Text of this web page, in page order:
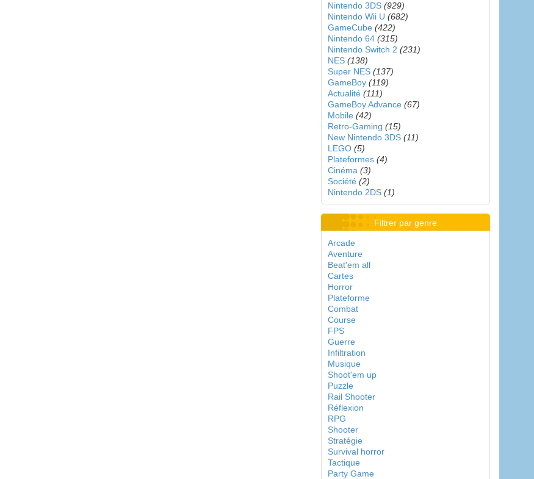
Nintendo 3DS (929)
Nintendo Wii U (682)
GameCube (422)
Nintendo 64 (315)
Nintendo Switch 2 (231)
NES (138)
Super NES (137)
GameBoy (119)
Actualité (111)
GameBoy Advance (67)
Mobile (42)
Retro-Gaming (15)
New Nintendo 3DS (11)
LEGO (5)
Plateformes (4)
Cinéma (3)
Société (2)
Nintendo 2DS (1)
Filtrer par genre
Arcade
Aventure
Beat'em all
Cartes
Horror
Plateforme
Combat
Course
FPS
Guerre
Infiltration
Musique
Shoot'em up
Puzzle
Rail Shooter
Réflexion
RPG
Shooter
Stratégie
Survival horror
Tactique
Party Game